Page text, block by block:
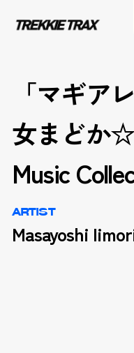
「マギア
女まどか☆
Music
ARTIST
Masayoshi